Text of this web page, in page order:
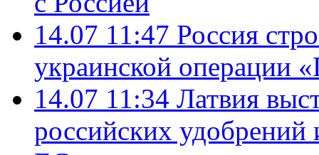
14.07 11:47 Россия
украинской операции
14.07 11:34 Латвия
российских